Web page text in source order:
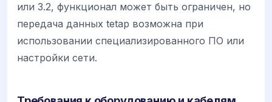
или 3.2, функционал может быть ограничен, но
передача данных tetap возможна при
использовании специализированного ПО или
настройки сети.